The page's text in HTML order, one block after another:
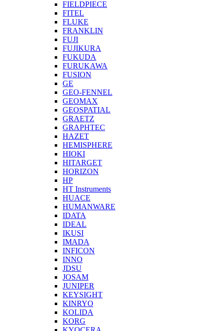
FIELDPIECE
FITEL
FLUKE
FRANKLIN
FUJI
FUJIKURA
FUKUDA
FURUKAWA
FUSION
GE
GEO-FENNEL
GEOMAX
GEOSPATIAL
GRAETZ
GRAPHTEC
HAZET
HEMISPHERE
HIOKI
HITARGET
HORIZON
HP
HT Instruments
HUACE
HUMANWARE
IDATA
IDEAL
IKUSI
IMADA
INFICON
INNO
JDSU
JOSAM
JUNIPER
KEYSIGHT
KINRYO
KOLIDA
KORG